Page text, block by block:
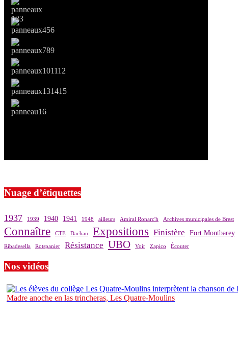
Nuage d’étiquettes
1937 1939 1940 1941 1948 ailleurs Amiral Ronarc'h Archives municipales de Brest
Connaître CTE Dachau Expositions Finistère Fort Montbarey
Ribadesella Rotspanier Résistance UBO Voir Zapico Écouter
Nos vidéos
Madre anoche en las trincheras, Les Quatre-Moulins